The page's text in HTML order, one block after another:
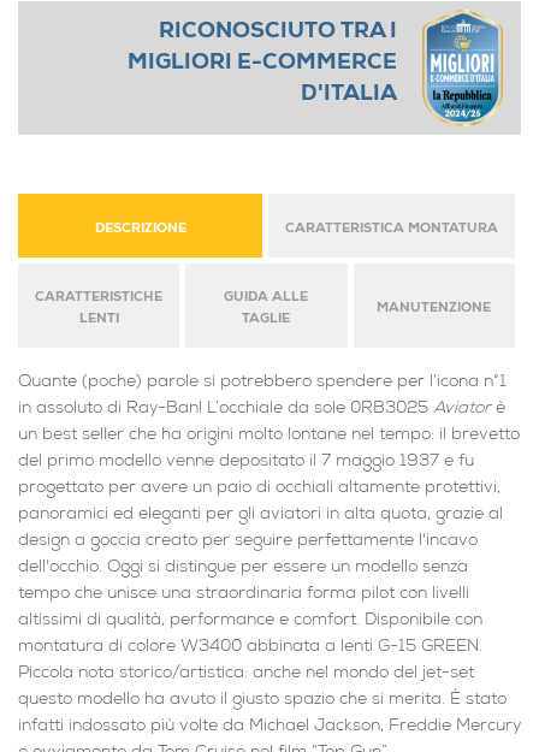
RICONOSCIUTO TRA I
MIGLIORI E-COMMERCE
D'ITALIA
DESCRIZIONE CARATTERISTICA MONTATURA
CARATTERISTICHE
LENTI
GUIDA ALLE
TAGLIE
MANUTENZIONE
Quante (poche) parole si potrebbero spendere per l’icona n°1
in assoluto di Ray-Ban! L’occhiale da sole 0RB3025 Aviatorè
un best seller che ha origini molto lontane nel tempo: il brevetto
del primo modello venne depositato il 7 maggio 1937 e fu
progettato per avere un paio di occhiali altamente protettivi,
panoramici ed eleganti per gli aviatori in alta quota, grazie al
design a goccia creato per seguire perfettamente l'incavo
dell'occhio. Oggi si distingue per essere un modello senza
tempo che unisce una straordinaria forma pilot con livelli
altissimi di qualità, performance e comfort. Disponibile con
montatura di colore W3400 abbinata a lenti G-15 GREEN.
Piccola nota storico/artistica: anche nel mondo del jet-set
questo modello ha avuto il giusto spazio che si merita. È stato
infatti indossato più volte da Michael Jackson, Freddie Mercury